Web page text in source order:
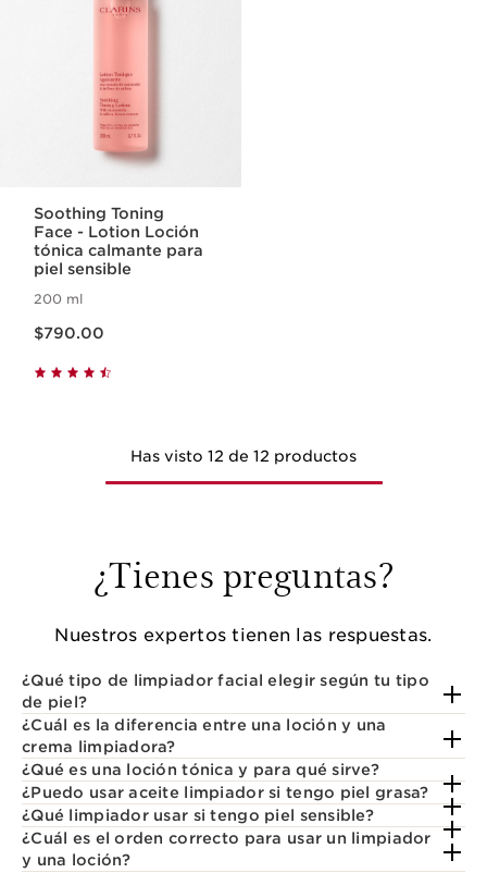
Soothing Toning
Face - Lotion Loción
tónica calmante para
piel sensible
200 ml
$790.00
Has visto 12 de 12 productos
¿Tienes preguntas?
Nuestros expertos tienen las respuestas.
¿Qué tipo de limpiador facial elegir según tu tipo
de piel?
¿Cuál es la diferencia entre una loción y una
crema limpiadora?
¿Qué es una loción tónica y para qué sirve?
¿Puedo usar aceite limpiador si tengo piel grasa?
¿Qué limpiador usar si tengo piel sensible?
¿Cuál es el orden correcto para usar un limpiador
y una loción?